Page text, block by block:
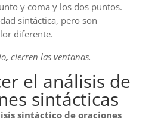
y coma y los dos puntos.
sintáctica, pero son
diferente.
, cierren las ventanas.
el análisis de
sintácticas
sintáctico de oraciones